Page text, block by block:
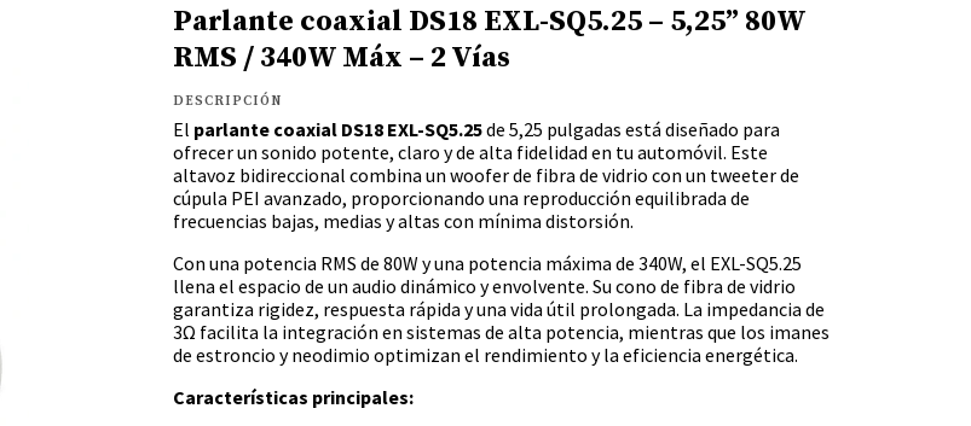
Parlante coaxial DS18 EXL-SQ5.25 – 5,25” 80W
RMS / 340W Máx – 2 Vías
DESCRIPCIÓN
El parlante coaxial DS18 EXL-SQ5.25de 5,25 pulgadas está diseñado para
ofrecer un sonido potente, claro y de alta fidelidad en tu automóvil. Este
altavoz bidireccional combina un woofer de fibra de vidrio con un tweeter de
cúpula PEI avanzado, proporcionando una reproducción equilibrada de
frecuencias bajas, medias y altas con mínima distorsión.
Con una potencia RMS de 80W y una potencia máxima de 340W, el EXL-SQ5.25
llena el espacio de un audio dinámico y envolvente. Su cono de fibra de vidrio
garantiza rigidez, respuesta rápida y una vida útil prolongada. La impedancia de
3Ω facilita la integración en sistemas de alta potencia, mientras que los imanes
de estroncio y neodimio optimizan el rendimiento y la eficiencia energética.
Características principales: